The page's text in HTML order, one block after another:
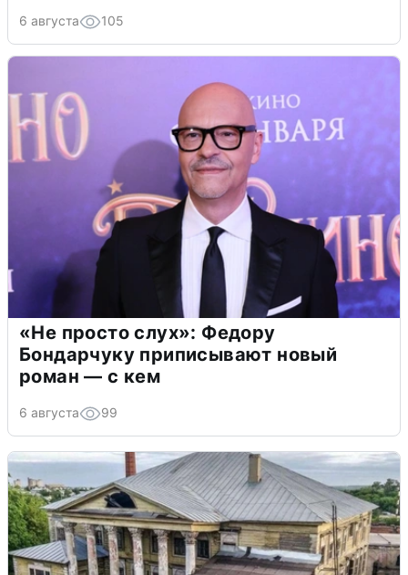
6 августа 105
«Не просто слух»: Федору
Бондарчуку приписывают новый
роман — с кем
6 августа 99